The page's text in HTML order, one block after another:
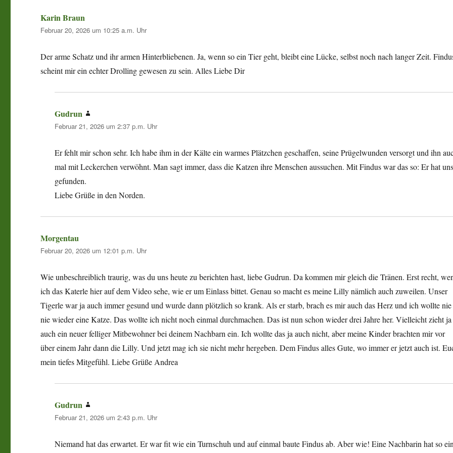
Karin Braun
Februar 20, 2026 um 10:25 a.m. Uhr
Der arme Schatz und ihr armen Hinterbliebenen. Ja, wenn so ein Tier geht, bleibt eine Lücke, selbst noch nach langer Zeit.
scheint mir ein echter Drolling gewesen zu sein. Alles Liebe Dir
Gudrun
Februar 21, 2026 um 2:37 p.m. Uhr
Er fehlt mir schon sehr. Ich habe ihm in der Kälte ein warmes Plätzchen geschaffen, seine Prügelwunden versorgt und ihn
mal mit Leckerchen verwöhnt. Man sagt immer, dass die Katzen ihre Menschen aussuchen. Mit Findus war das so: Er hat uns
gefunden.
Liebe Grüße in den Norden.
Morgentau
Februar 20, 2026 um 12:01 p.m. Uhr
Wie unbeschreiblich traurig, was du uns heute zu berichten hast, liebe Gudrun. Da kommen mir gleich die Tränen. Erst recht,
ich das Katerle hier auf dem Video sehe, wie er um Einlass bittet. Genau so macht es meine Lilly nämlich auch zuweilen. Unser
Tigerle war ja auch immer gesund und wurde dann plötzlich so krank. Als er starb, brach es mir auch das Herz und ich wollte nie
nie wieder eine Katze. Das wollte ich nicht noch einmal durchmachen. Das ist nun schon wieder drei Jahre her. Vielleicht zieht ja
auch ein neuer felliger Mitbewohner bei deinem Nachbarn ein. Ich wollte das ja auch nicht, aber meine Kinder brachten mir vor
über einem Jahr dann die Lilly. Und jetzt mag ich sie nicht mehr hergeben. Dem Findus alles Gute, wo immer er jetzt auch ist.
mein tiefes Mitgefühl. Liebe Grüße Andrea
Gudrun
Februar 21, 2026 um 2:43 p.m. Uhr
Niemand hat das erwartet. Er war fit wie ein Turnschuh und auf einmal baute Findus ab. Aber wie! Eine Nachbarin hat so